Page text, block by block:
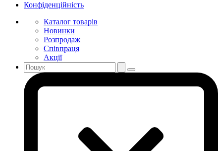
Конфіденційність
Каталог товарів
Новинки
Розпродаж
Співпраця
Акції